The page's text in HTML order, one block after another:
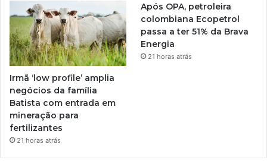
Irmã ‘low profile’ amplia
negócios da família
Batista com entrada em
mineração para
fertilizantes
21 horas atrás
Após OPA, petroleira
colombiana Ecopetrol
passa a ter 51% da Brava
Energia
21 horas atrás